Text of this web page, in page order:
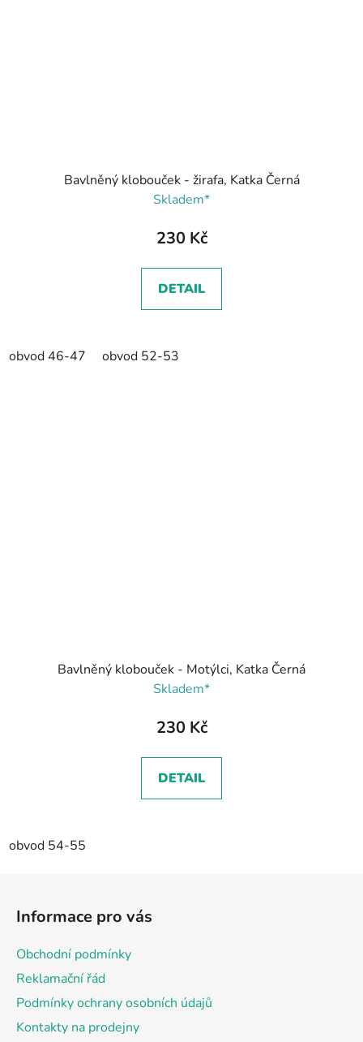
Bavlněný klobouček - žirafa, Katka Černá
Skladem*
230 Kč
DETAIL
obvod 46-47 obvod 52-53
Bavlněný klobouček - Motýlci, Katka Černá
Skladem*
230 Kč
DETAIL
obvod 54-55
Informace pro vás
Obchodní podmínky
Reklamační řád
Podmínky ochrany osobních údajů
Kontakty na prodejny